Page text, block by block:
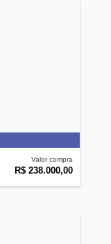
Valor compra
R$ 238.000,00